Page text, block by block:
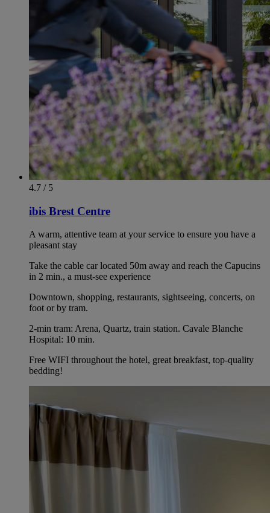
4.7 / 5
ibis Brest Centre
A warm, attentive team at your service to ensure you have a
pleasant stay
Take the cable car located 50m away and reach the Capucins
in 2 min., a must-see experience
Downtown, shopping, restaurants, sightseeing, concerts, on
foot or by tram.
2-min tram: Arena, Quartz, train station. Cavale Blanche
Hospital: 10 min.
Free WIFI throughout the hotel, great breakfast, top-quality
bedding!